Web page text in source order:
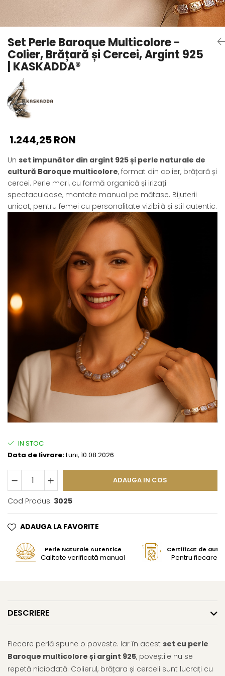
Seturi Perle cu Argint
Brățări cu Perle
Pandantive cu Perle
Brose cu Perle
Set Perle Baroque Multicolore -
Colier, Brățară și Cercei, Argint 925
| KASKADDA®
1.244,25 RON
Un set impunător din argint 925 și perle naturale de
cultură Baroque multicolore, format din colier, brățară și
cercei. Perle mari, cu formă organică și irizații
spectaculoase, montate manual pe mătase. Bijuterii
unicat, pentru femei cu personalitate vizibilă și stil autentic.
IN STOC
Data de livrare:Luni, 10.08.2026
ADAUGA IN COS
Cod Produs: 3025
ADAUGA LA FAVORITE
Perle Naturale Autentice
Calitate verificată manual
Certificat de
Pentru fiecare
DESCRIERE
Fiecare perlă spune o poveste. Iar în acest set cu perle
Baroque multicolore și argint 925, poveștile nu se
repetă niciodată. Colierul, brățara și cerceii sunt lucrați cu